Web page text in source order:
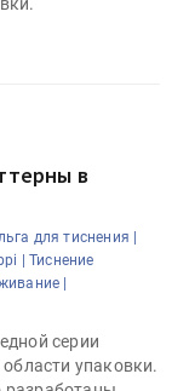
в
для тиснения |
|
Тиснение
|
серии
упаковки.
запускает
брендов